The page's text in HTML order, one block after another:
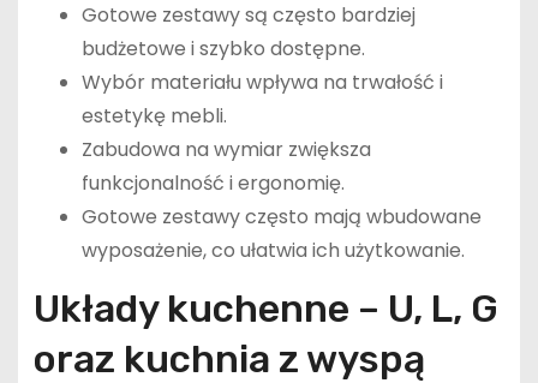
Gotowe zestawy są często bardziej
budżetowe i szybko dostępne.
Wybór materiału wpływa na trwałość i
estetykę mebli.
Zabudowa na wymiar zwiększa
funkcjonalność i ergonomię.
Gotowe zestawy często mają wbudowane
wyposażenie, co ułatwia ich użytkowanie.
Układy kuchenne – U, L, G
oraz kuchnia z wyspą